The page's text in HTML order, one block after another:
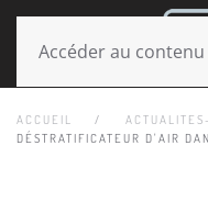
Accéder au
ACCUEIL
DÉSTRATIFICATEUR D'AIR